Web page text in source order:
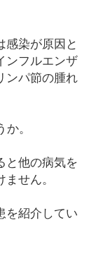
感染が原因と
ンフルエンザ
ンパ節の腫れ
。
と他の病気を
せん。
を紹介してい